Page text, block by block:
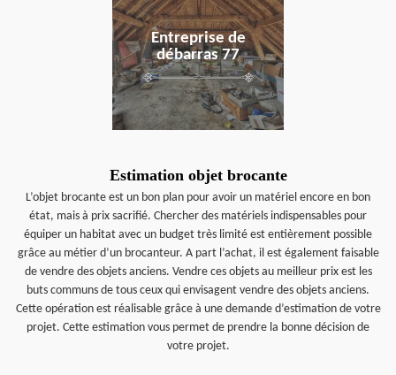
Entreprise de
débarras 77
Estimation objet brocante
L’objet brocante est un bon plan pour avoir un matériel encore en bon
état, mais à prix sacrifié. Chercher des matériels indispensables pour
équiper un habitat avec un budget très limité est entièrement possible
grâce au métier d’un brocanteur. A part l’achat, il est également faisable
de vendre des objets anciens. Vendre ces objets au meilleur prix est les
buts communs de tous ceux qui envisagent vendre des objets anciens.
Cette opération est réalisable grâce à une demande d’estimation de votre
projet. Cette estimation vous permet de prendre la bonne décision de
votre projet.